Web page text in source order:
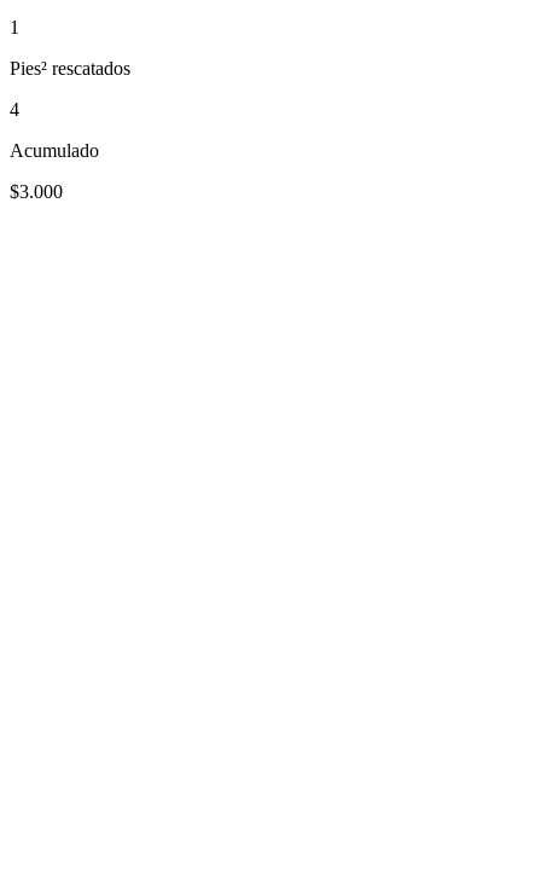
1
Pies² rescatados
4
Acumulado
$3.000